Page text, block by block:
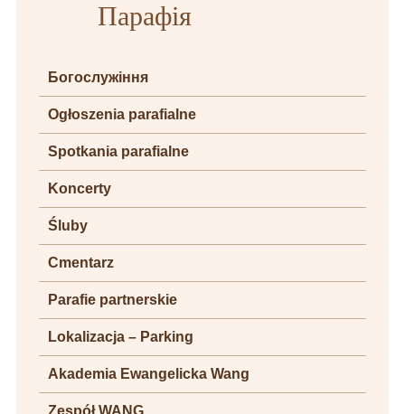
Парафія
Богослужіння
Ogłoszenia parafialne
Spotkania parafialne
Koncerty
Śluby
Cmentarz
Parafie partnerskie
Lokalizacja – Parking
Akademia Ewangelicka Wang
Zespół WANG